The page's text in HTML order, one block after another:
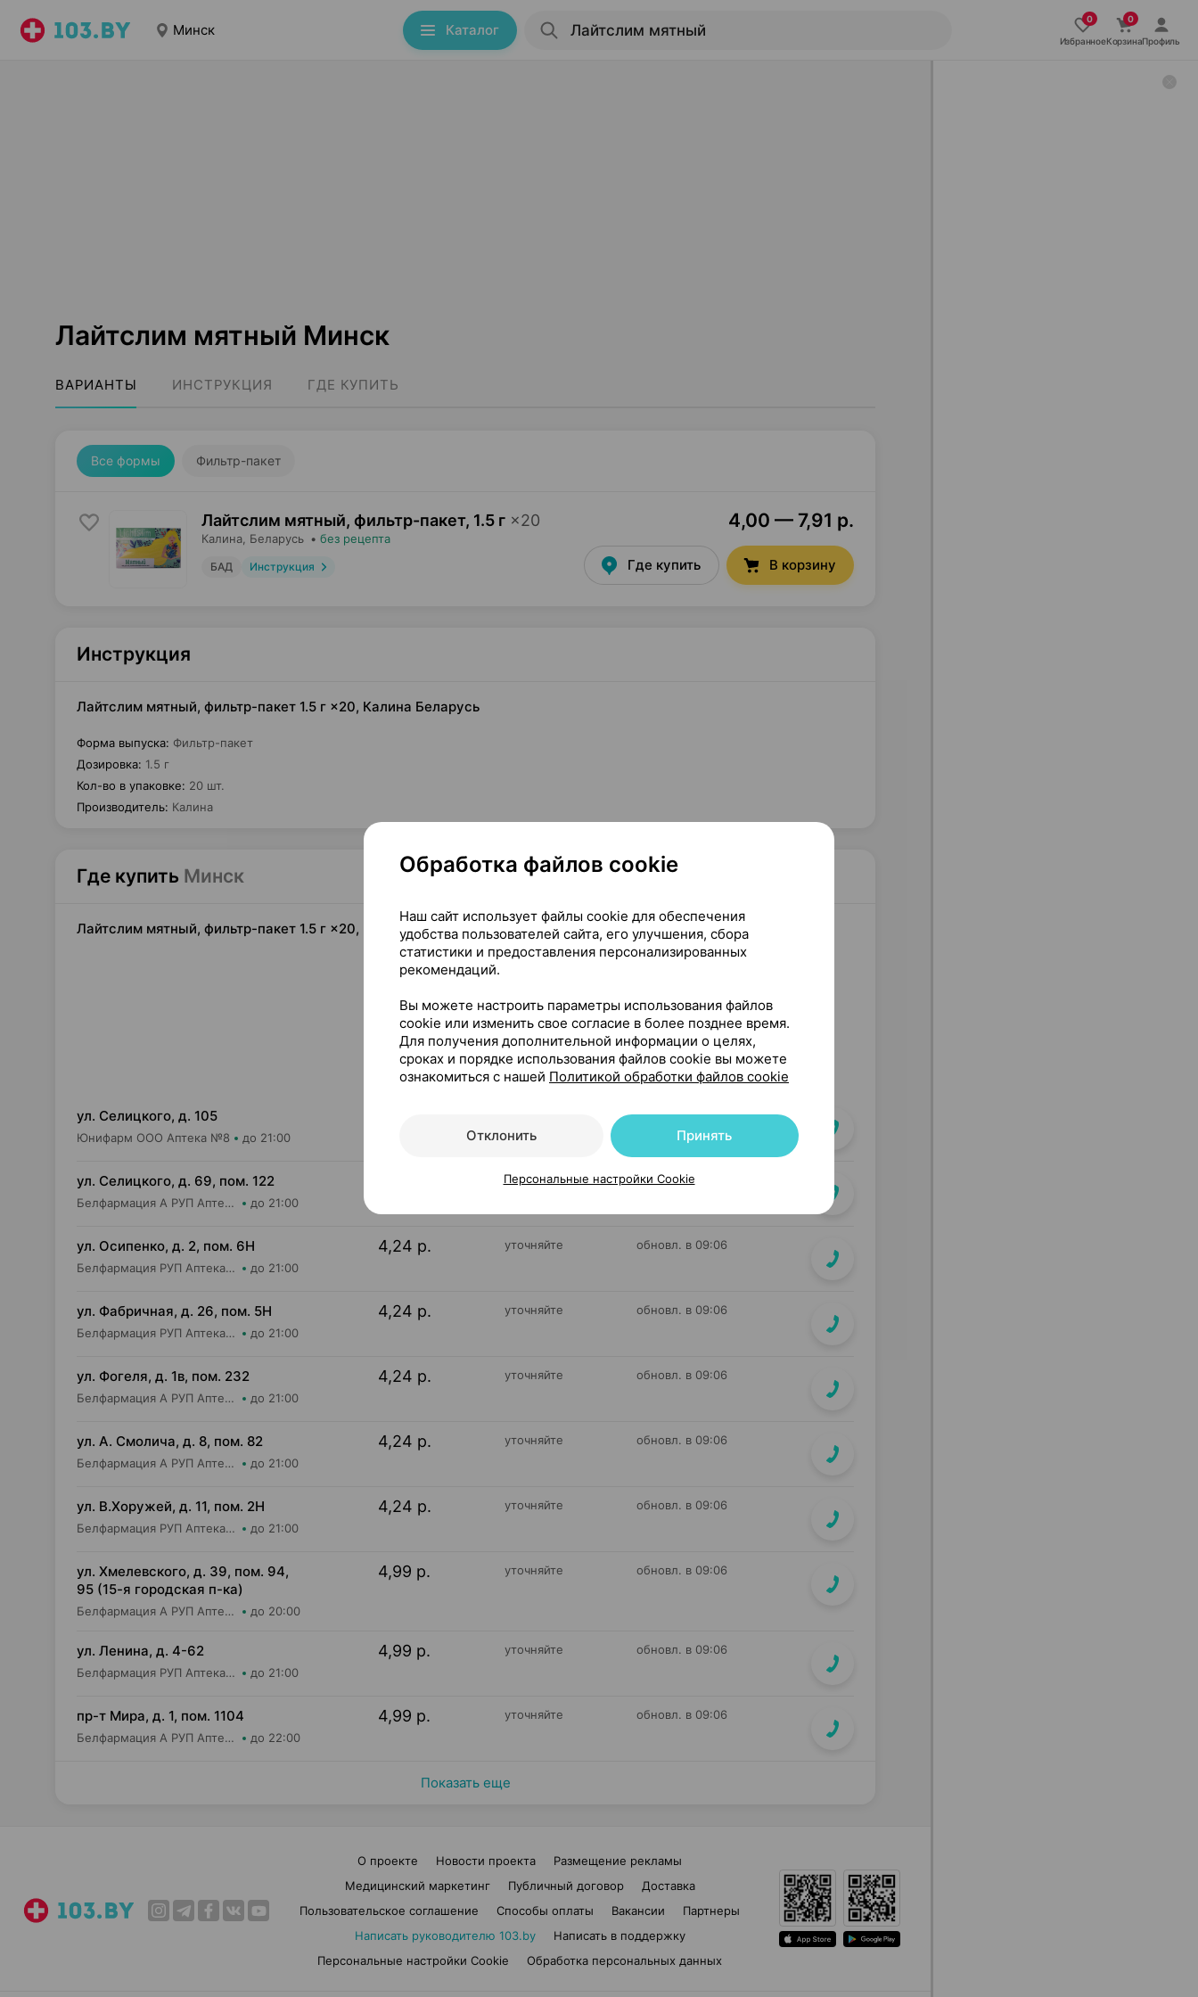
Минск Каталог
ИзбранноеКорзинаПрофиль
Лайтслим мятный Минск
ВАРИАНТЫ ИНСТРУКЦИЯ ГДЕ КУПИТЬ
Все формы Фильтр-пакет
Лайтслим мятный, фильтр-пакет, 1.5 г ×20
Калина , Беларусь • без рецепта
БАД Инструкция
4,00 — 7,91 р.
Где купить В корзину
Инструкция
Лайтслим мятный, фильтр-пакет 1.5 г ×20, Калина Беларусь
Форма выпуска: Фильтр-пакет
Дозировка: 1.5 г
Кол-во в упаковке: 20 шт.
Производитель: Калина
Где купить Минск
Лайтслим мятный, фильтр-пакет 1.5 г ×20, Калина Беларусь
На карте
298
ул. Селицкого, д. 105
Юнифарм ООО Аптека №8 до 21:00
обновл. в 08:55
ул. Селицкого, д. 69, пом. 122
Белфармация А РУП Аптека №102 до 21:00
уточняйте обновл. в 09:06
ул. Осипенко, д. 2, пом. 6Н
Белфармация РУП Аптека №59 до 21:00
4,24 р. уточняйте обновл. в 09:06
ул. Фабричная, д. 26, пом. 5Н
Белфармация РУП Аптека №23 до 21:00
4,24 р. уточняйте обновл. в 09:06
ул. Фогеля, д. 1в, пом. 232
Белфармация А РУП Аптека №37 до 21:00
4,24 р. уточняйте обновл. в 09:06
ул. А. Смолича, д. 8, пом. 82
Белфармация А РУП Аптека №3 до 21:00
4,24 р. уточняйте обновл. в 09:06
ул. В.Хоружей, д. 11, пом. 2Н
Белфармация РУП Аптека №9 до 21:00
4,24 р. уточняйте обновл. в 09:06
ул. Хмелевского, д. 39, пом. 94,
95 (15-я городская п-ка)
Белфармация А РУП Аптека №39 до 20:00
4,99 р. уточняйте обновл. в 09:06
ул. Ленина, д. 4-62
Белфармация РУП Аптека №26 до 21:00
4,99 р. уточняйте обновл. в 09:06
пр-т Мира, д. 1, пом. 1104
Белфармация А РУП Аптека №100 до 22:00
4,99 р. уточняйте обновл. в 09:06
Показать еще
О проекте Новости проекта
Размещение рекламы
Медицинский маркетинг
Публичный договор
Доставка
Пользовательское соглашение
Способы оплаты Вакансии
Партнеры
Написать руководителю 103.by
Написать в поддержку
Персональные настройки Cookie
Обработка персональных данных
Обработка файлов cookie
Наш сайт использует файлы cookie для обеспечения
удобства пользователей сайта, его улучшения, сбора
статистики и предоставления персонализированных
рекомендаций.
Вы можете настроить параметры использования файлов
cookie или изменить свое согласие в более позднее время.
Для получения дополнительной информации о целях,
сроках и порядке использования файлов cookie вы можете
ознакомиться с нашей Политикой обработки файлов cookie
Отклонить Принять
Персональные настройки Cookie